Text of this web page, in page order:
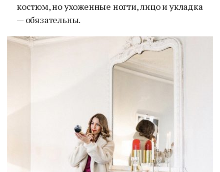
костюм, но ухоженные ногти, лицо и укладка
— обязательны.